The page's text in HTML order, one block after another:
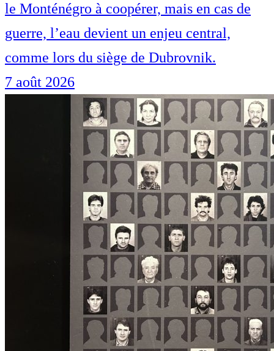
le Monténégro à coopérer, mais en cas de
guerre, l’eau devient un enjeu central,
comme lors du siège de Dubrovnik.
7 août 2026